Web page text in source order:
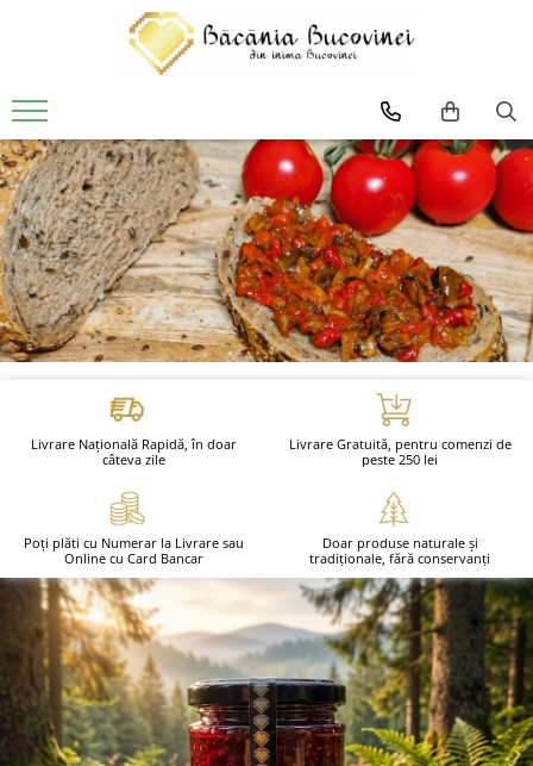
Zacusca
Desert
Muraturi si sosuri
Sirop
Livrare Națională Rapidă, în doar
câteva zile
Livrare Gratuită, pentru comenzi de
peste 250 lei
Poți plăti cu Numerar la Livrare sau
Online cu Card Bancar
Doar produse naturale și
tradiționale, fără conservanți